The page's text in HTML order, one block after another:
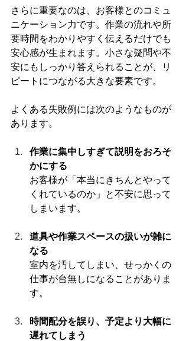
さらに重要なのは、お客様とのコミュ
ニケーション力です。作業の流れや所
要時間をわかりやすく伝えるだけでも
安心感が生まれます。小さな疑問や不
安にもしっかり答えられることが、リ
ピートにつながる大きな要素です。
よくある失敗例には次のようなものが
あります。
作業に集中しすぎて説明をおろそ
かにする
お客様が「本当にきちんとやって
くれているのか」と不安に思って
しまいます。
道具や作業スペースの扱いが雑に
なる
室内を汚してしまい、せっかくの
仕事が台無しになることがありま
す。
時間配分を誤り、予定より大幅に
遅れてしまう